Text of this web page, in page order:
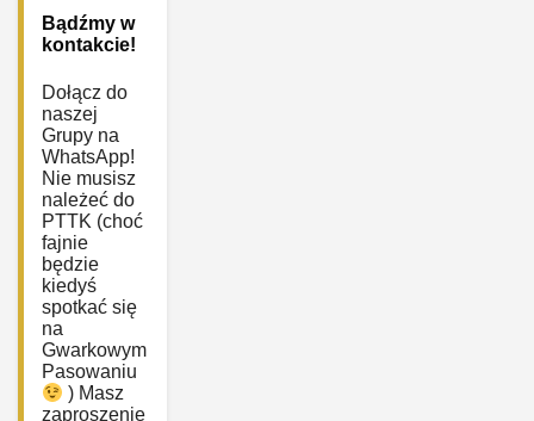
Bądźmy w
kontakcie!
Dołącz do
naszej
Grupy na
WhatsApp!
Nie musisz
należeć do
PTTK (choć
fajnie
będzie
kiedyś
spotkać się
na
Gwarkowym
Pasowaniu
) Masz
zaproszenie